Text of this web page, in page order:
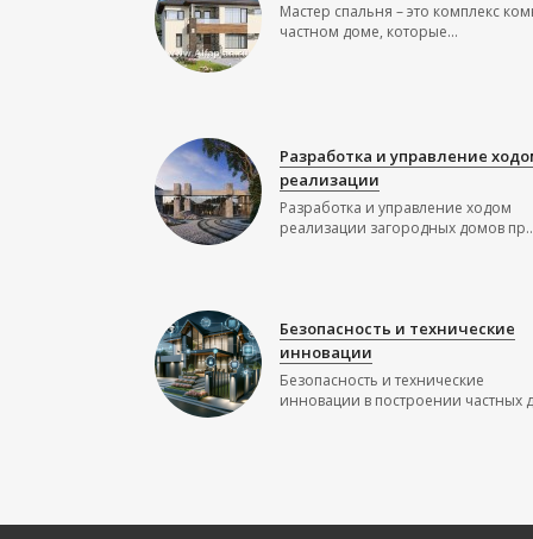
Мастер спальня – это комплекс
частном доме, которые...
Разработка и управление
реализации
Разработка и управление ходом
реализации загородных домов
Безопасность и технические
инновации
Безопасность и технические
инновации в построении частных